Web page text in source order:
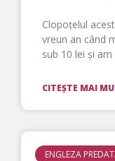
Clopoțelul
vreun an când
sub 10 lei și
CITEȘTE MAI
ENGLEZA